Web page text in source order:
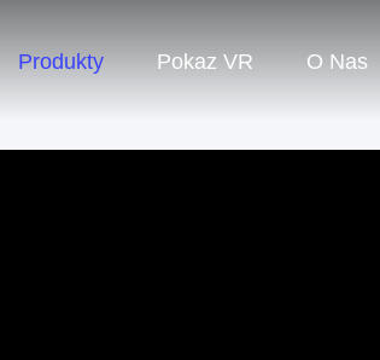
Produkty Pokaz VR O Nas